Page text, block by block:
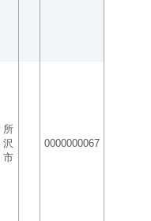
所
沢
市
0000000067